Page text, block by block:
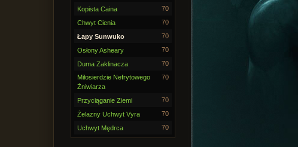
Kopista Caina 70
Chwyt Cienia 70
Łapy Sunwuko 70
Osłony Asheary 70
Duma Zaklinacza
70
Miłosierdzie Nefrytowego
Żniwiarza
70
Przyciąganie Ziemi 70
Żelazny Uchwyt Vyra 70
Uchwyt Mędrca 70